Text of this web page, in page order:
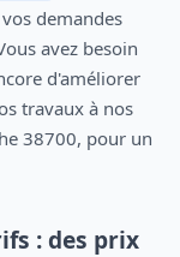
demandes
avez besoin
d'améliorer
travaux à nos
38700, pour un
: des prix